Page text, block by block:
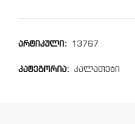
არტიკული: 13767
კატეგორია: კალათები